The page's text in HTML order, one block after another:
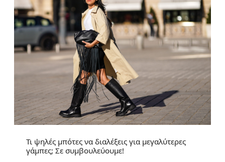
Τι ψηλές μπότες να διαλέξεις για μεγαλύτερες
γάμπες; Σε συμβουλεύουμε!